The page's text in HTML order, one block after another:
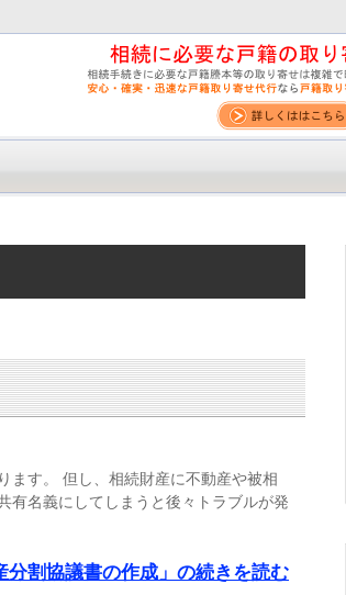
ます。 但し、相続財産に不動産や被相
有名義にしてしまうと後々トラブルが発
分割協議書の作成」の続きを読む